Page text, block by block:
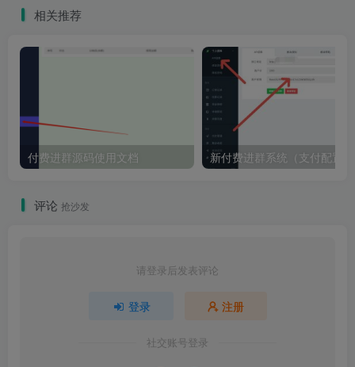
相关推荐
付费进群源码使用文档 新付费进群系统（支付配置）
评论 抢沙发
请登录后发表评论
登录 注册
社交账号登录